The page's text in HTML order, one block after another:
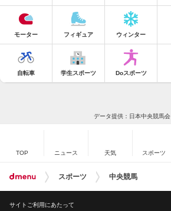
モーター フィギュア ウィンター
自転車 学生スポーツ Doスポーツ
データ提供：日本中央競馬会
TOP ニュース 天気 スポーツ
スポーツ 中央競馬
サイトご利用にあたって